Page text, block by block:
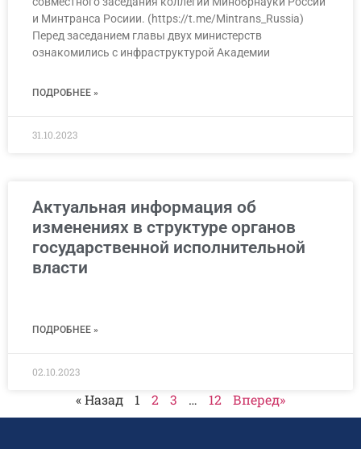
и Минтранса Росиии. (https://t.me/Mintrans_Russia)
Перед заседанием главы двух министерств
ознакомились с инфраструктурой Академии
ПОДРОБНЕЕ »
31.10.2023
Актуальная информация об
изменениях в структуре органов
государственной исполнительной
власти
ПОДРОБНЕЕ »
02.10.2023
« Назад 1 2 3 … 12 Вперед»